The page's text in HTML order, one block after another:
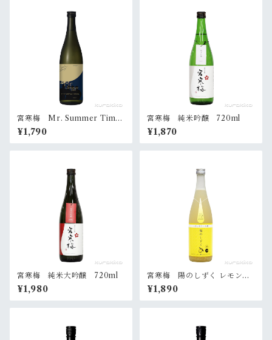
宮寒梅 Mr. Summer Time
720ml
¥1,790
宮寒梅 純米吟醸 720ml
¥1,870
宮寒梅 純米大吟醸 720ml
¥1,980
宮寒梅 陽のしずく レモンサ
ワーの素 720ml
¥1,890